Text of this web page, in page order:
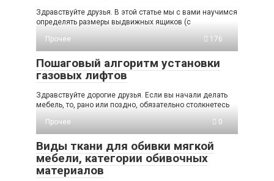
Здравствуйте друзья. В этой статье мы с вами научимся
определять размеры выдвижных ящиков (с
Прочее
176
Пошаговый алгоритм установки
газовых лифтов
Здравствуйте дорогие друзья. Если вы начали делать
мебель, то, рано или поздно, обязательно столкнетесь
Прочее
0
Виды ткани для обивки мягкой
мебели, категории обивочных
материалов